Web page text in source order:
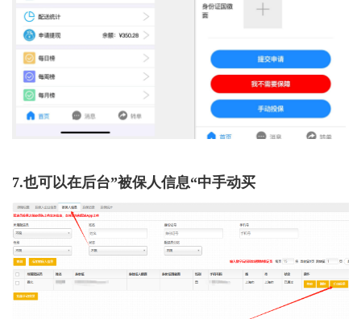
7.也可以在后台”被保人信息“中手动买